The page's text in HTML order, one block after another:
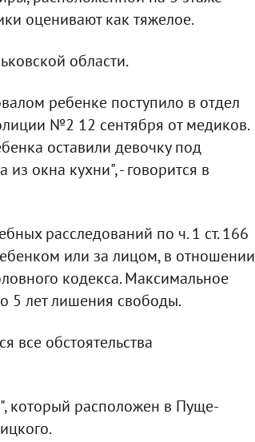
оценивают как тяжелое.
области.
ребенке поступило в отдел
№2 12 сентября от медиков.
оставили девочку под
окна кухни", - говорится в
расследований по ч. 1 ст. 166
или за лицом, в отношении
кодекса. Максимальное
5 лет лишения свободы.
все обстоятельства
который расположен в Пуще-